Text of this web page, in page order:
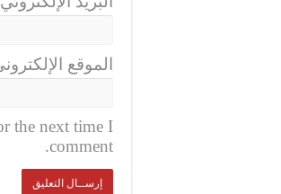
الموقع
the next time I
comment.